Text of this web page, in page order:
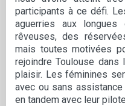
participants à ce défi.
aguerries aux
rêveuses, des
mais toutes motivées
rejoindre Toulouse
plaisir. Les féminines
avec ou sans
en tandem avec leur